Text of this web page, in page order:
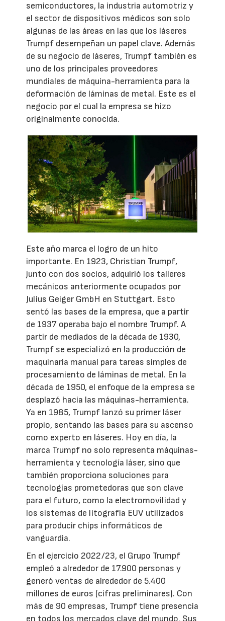
semiconductores, la industria automotriz y
el sector de dispositivos médicos son solo
algunas de las áreas en las que los láseres
Trumpf desempeñan un papel clave. Además
de su negocio de láseres, Trumpf también es
uno de los principales proveedores
mundiales de máquina-herramienta para la
deformación de láminas de metal. Este es el
negocio por el cual la empresa se hizo
originalmente conocida.
Este año marca el logro de un hito
importante. En 1923, Christian Trumpf,
junto con dos socios, adquirió los talleres
mecánicos anteriormente ocupados por
Julius Geiger GmbH en Stuttgart. Esto
sentó las bases de la empresa, que a partir
de 1937 operaba bajo el nombre Trumpf. A
partir de mediados de la década de 1930,
Trumpf se especializó en la producción de
maquinaria manual para tareas simples de
procesamiento de láminas de metal. En la
década de 1950, el enfoque de la empresa se
desplazó hacia las máquinas-herramienta.
Ya en 1985, Trumpf lanzó su primer láser
propio, sentando las bases para su ascenso
como experto en láseres. Hoy en día, la
marca Trumpf no solo representa máquinas-
herramienta y tecnología láser, sino que
también proporciona soluciones para
tecnologías prometedoras que son clave
para el futuro, como la electromovilidad y
los sistemas de litografía EUV utilizados
para producir chips informáticos de
vanguardia.
En el ejercicio 2022/23, el Grupo Trumpf
empleó a alrededor de 17.900 personas y
generó ventas de alrededor de 5.400
millones de euros (cifras preliminares). Con
más de 90 empresas, Trumpf tiene presencia
en todos los mercados clave del mundo. Sus